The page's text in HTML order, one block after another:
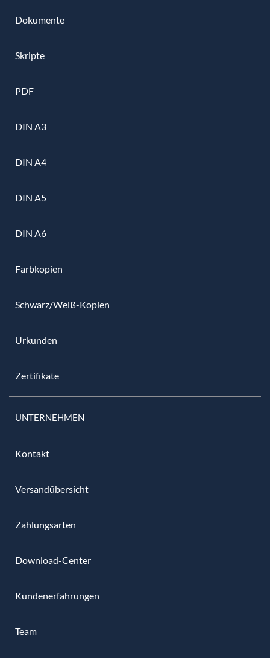
Dokumente
Skripte
PDF
DIN A3
DIN A4
DIN A5
DIN A6
Farbkopien
Schwarz/Weiß-Kopien
Urkunden
Zertifikate
UNTERNEHMEN
Kontakt
Versandübersicht
Zahlungsarten
Download-Center
Kundenerfahrungen
Team